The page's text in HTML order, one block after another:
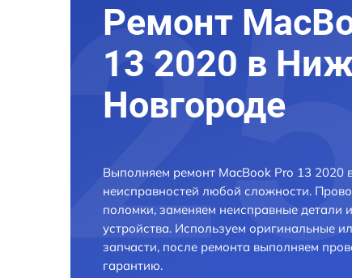
Ремонт
13 2020 в
Новгороде
Выполняем ремонт MacBook Pro 13 2020
неисправностей любой сложности.
поломки, заменяем неисправные детали
устройства. Используем оригинальные
запчасти, после ремонта выполняем
гарантию.